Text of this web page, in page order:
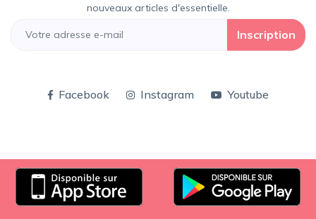
nouveaux articles d'essentielle.
Inscription
Facebook Instagram Youtube